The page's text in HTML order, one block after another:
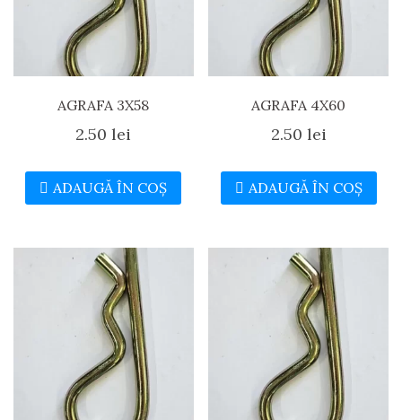
AGRAFA 3X58
2.50lei
ADAUGĂ ÎN COȘ
AGRAFA 4X60
2.50 lei
ADAUGĂ ÎN COȘ